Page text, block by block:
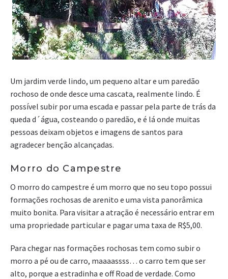
Um jardim verde lindo, um pequeno altar e um paredão
rochoso de onde desce uma cascata, realmente lindo. É
possível subir por uma escada e passar pela parte de trás da
queda d´água, costeando o paredão, e é lá onde muitas
pessoas deixam objetos e imagens de santos para
agradecer benção alcançadas.
Morro do Campestre
O morro do campestre é um morro que no seu topo possui
formações rochosas de arenito e uma vista panorâmica
muito bonita. Para visitar a atração é necessário entrar em
uma propriedade particular e pagar uma taxa de R$5,00.
Para chegar nas formações rochosas tem como subir o
morro a pé ou de carro, maaaassss… o carro tem que ser
alto, porque a estradinha e off Road de verdade. Como